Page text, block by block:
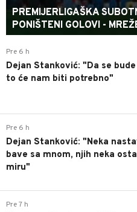
PREMIJERLIGAŠKA
PONIŠTENI GOLOVI -
Pre 6 h
Dejan Stanković: "Da se
to će nam biti potrebno"
Pre 6 h
Dejan Stanković: "Neka
bave sa mnom, njih neka
miru"
Pre 7 h